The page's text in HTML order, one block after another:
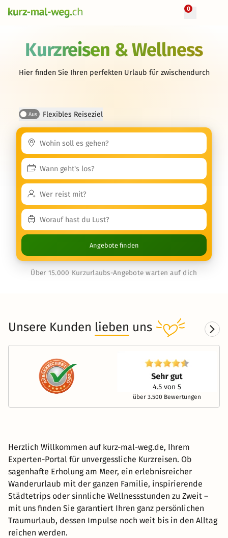
0
Kurzreisen & Wellness
Hier finden Sie Ihren perfekten Urlaub für zwischendurch
Aus Flexibles Reiseziel
Angebote finden
Über 15.000 Kurzurlaubs-Angebote warten auf dich
Unsere Kunden lieben uns
über 3.500 Bewertungen
Herzlich Willkommen auf kurz-mal-weg.de, Ihrem
Experten-Portal für unvergessliche Kurzreisen. Ob
sagenhafte Erholung am Meer, ein erlebnisreicher
Wanderurlaub mit der ganzen Familie, inspirierende
Städtetrips oder sinnliche Wellnessstunden zu Zweit –
mit uns finden Sie garantiert Ihren ganz persönlichen
Traumurlaub, dessen Impulse noch weit bis in den Alltag
reichen werden.